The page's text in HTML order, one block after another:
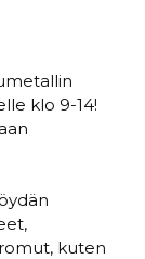
klo 9-14!
kuten